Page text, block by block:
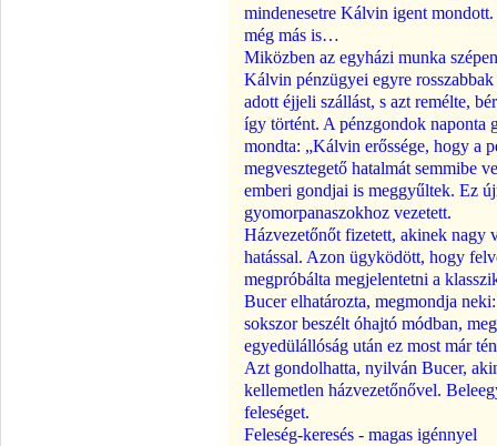
mindenesetre Kálvin igent
még más is…
Miközben az egyházi munka
Kálvin pénzügyei egyre
adott éjjeli szállást, s azt remélte,
így történt. A pénzgondok naponta
mondta: „Kálvin erőssége, hogy a
megvesztegető hatalmát semmibe
emberi gondjai is meggyűltek. Ez
gyomorpanaszokhoz vezetett.
Házvezetőnőt fizetett, akinek nagy
hatással. Azon ügyködött, hogy
megpróbálta megjelentetni a
Bucer elhatározta, megmondja
sokszor beszélt óhajtó módban,
egyedülállóság után ez most már
Azt gondolhatta, nyilván Bucer,
kellemetlen házvezetőnővel.
feleséget.
Feleség-keresés - magas igénnyel